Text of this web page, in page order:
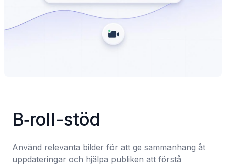
B‑roll-stöd
Använd relevanta bilder för att ge sammanhang åt
uppdateringar och hjälpa publiken att förstå